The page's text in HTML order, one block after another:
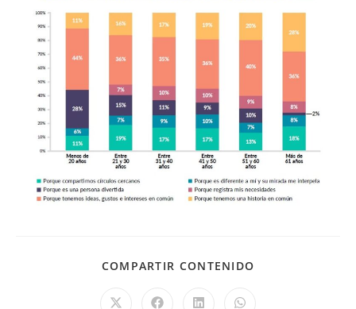
COMPARTIR CONTENIDO